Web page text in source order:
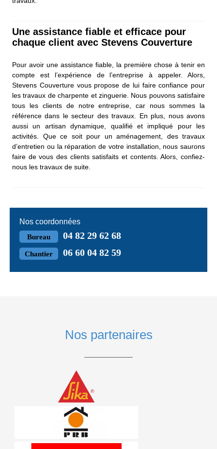
Une assistance fiable et efficace pour
chaque client avec Stevens Couverture
Pour avoir une assistance fiable, la première chose à tenir en
compte est l’expérience de l’entreprise à appeler. Alors,
Stevens Couverture vous propose de lui faire confiance pour
les travaux de charpente et zinguerie. Nous pouvons satisfaire
tous les clients de notre entreprise, car nous sommes la
référence dans le secteur des travaux. En plus, nous avons
aussi un artisan dynamique, qualifié et impliqué pour les
activités. Que ce soit pour un aménagement, des travaux
d’entretien ou la réparation de votre installation, nous saurons
faire de vous des clients satisfaits et contents. Alors, confiez-
nous les travaux de suite.
Nos coordonnées
Bureau 04 82 29 62 68
Chantier 06 60 04 82 59
Nos partenaires